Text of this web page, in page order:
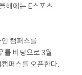
해에는 E스포츠
캠퍼스를
를 바탕으로 3월
퍼스를 오픈한다.